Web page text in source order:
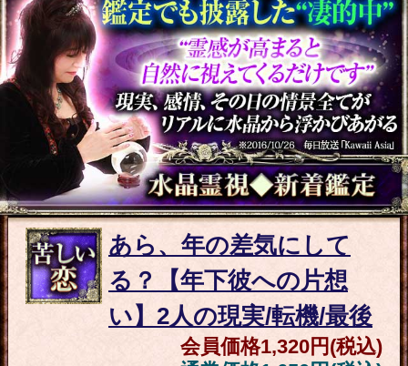
会員価格1,320円(税込)
通常価格1,650円(税込)
2024年5月28日追加
恋愛成就/交際叶う【2人
の恋絆繋ぐ両想い霊視30
項】2人の全宿縁/結末
会員価格2,970円(税込)
通常価格3,740円(税込)
顔/名前/入籍日ピタリ“成
婚報告続々”あなたの伴
侶と愛結婚◆全貌SP
会員価格 2,200円(税込)
通常価格2,750円(税込)